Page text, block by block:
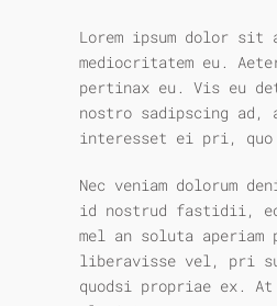
Lorem ipsum dolor sit
mediocritatem eu.
pertinax eu. Vis eu
nostro sadipscing ad,
interesset ei pri, quo
Nec veniam dolorum
id nostrud fastidii,
mel an soluta aperiam
liberavisse vel, pri
quodsi propriae ex.